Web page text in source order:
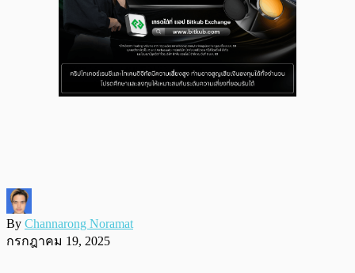
By Channarong Noramat
กรกฎาคม 19, 2025